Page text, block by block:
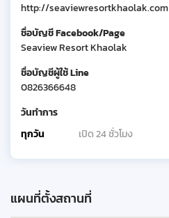
http://seaviewresortkhaolak.com
ชื่อบัญชี Facebook/Page
Seaview Resort Khaolak
ชื่อบัญชีผู้ใช้ Line
0826366648
วันทำการ
ทุกวัน
เปิด 24 ชั่วโมง
แผนที่ตั้งสถานที่